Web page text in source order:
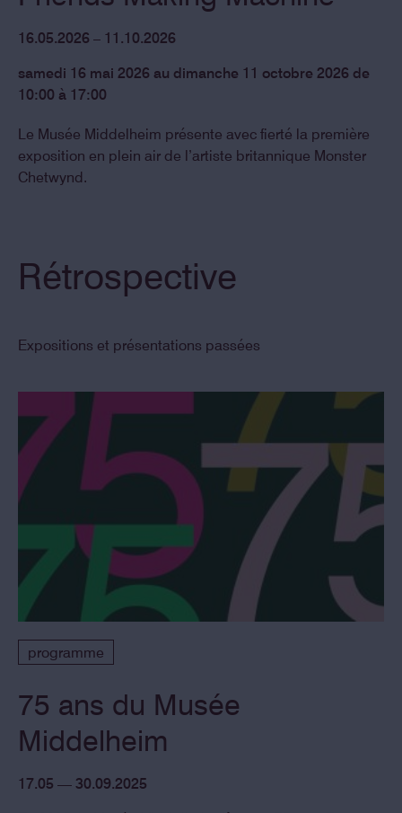
16.05.2026 – 11.10.2026
samedi 16 mai 2026 au dimanche 11 octobre 2026 de
10:00 à 17:00
Le Musée Middelheim présente avec fierté la première
exposition en plein air de l’artiste britannique Monster
Chetwynd.
Rétrospective
Expositions et présentations passées
programme
75 ans du Musée
Middelheim
17.05 — 30.09.2025